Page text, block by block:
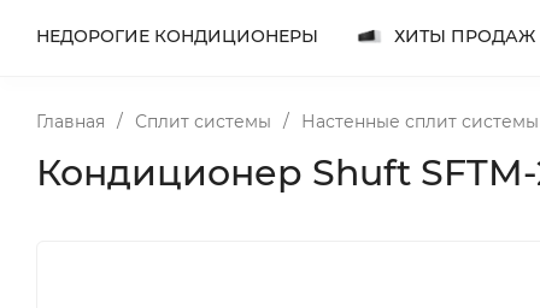
НЕДОРОГИЕ КОНДИЦИОНЕРЫ ХИТЫ ПРОДАЖ
Главная / Сплит системы / Настенные сплит системы
Кондиционер Shuft SFTM-